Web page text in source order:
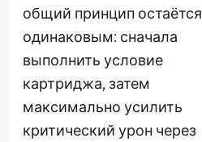
общий принцип остаётся
одинаковым: сначала
выполнить условие
картриджа, затем
максимально усилить
критический урон через